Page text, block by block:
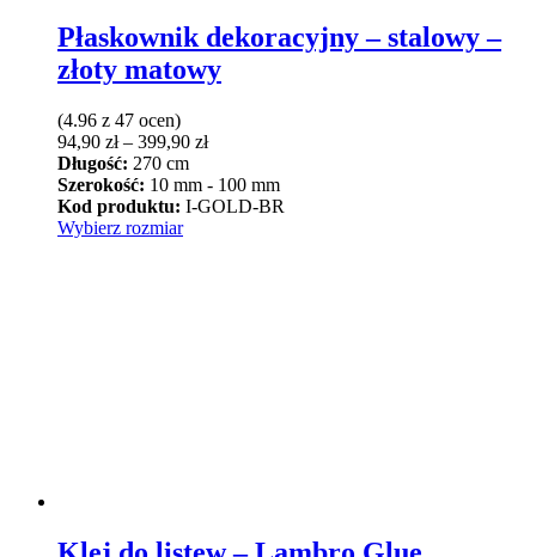
Płaskownik dekoracyjny – stalowy –
złoty matowy
(4.96 z 47 ocen)
94,90 zł – 399,90 złZakres
od
94,90 zł
Długość: 270 cm
Szerokość: 10 mm - 100 mm
Kod produktu: I-GOLD-BR
Wybierz rozmiarTen